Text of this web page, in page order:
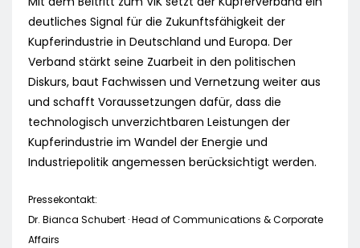
deutliches Signal für die Zukunftsfähigkeit der
Kupferindustrie in Deutschland und Europa. Der
Verband stärkt seine Zuarbeit in den politischen
Diskurs, baut Fachwissen und Vernetzung weiter aus
und schafft Voraussetzungen dafür, dass die
technologisch unverzichtbaren Leistungen der
Kupferindustrie im Wandel der Energie und
Industriepolitik angemessen berücksichtigt werden.
Pressekontakt:
Dr. Bianca Schubert · Head of Communications & Corporate
Affairs